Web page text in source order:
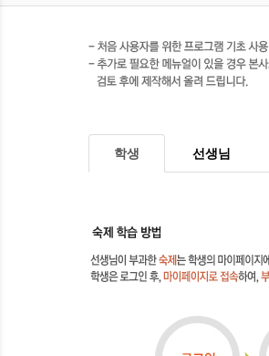
학생 선생님